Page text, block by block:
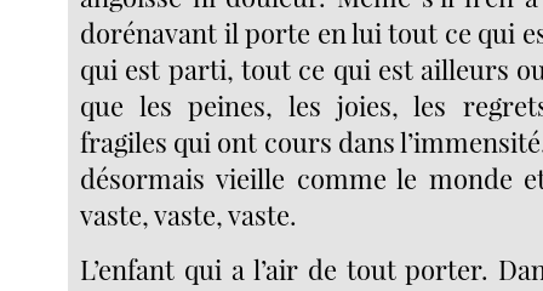
dorénavant il porte en lui tout ce qui
qui est parti, tout ce qui est ailleurs
que les peines, les joies, les
fragiles qui ont cours dans
désormais vieille comme le monde
vaste, vaste, vaste.
L’enfant qui a l’air de tout porter.